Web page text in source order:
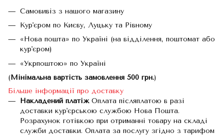
Самовивіз з нашого магазину
Кур'єром по Києву, Луцьку та Рівному
«Нова пошта» по Україні (на відділення, поштомат або
кур'єром)
«Укрпоштою» по Україні
(Мінімальна вартість замовлення 500 грн.)
Більше інформації про доставку
Накладений платіжОплата післяплатою в разі
доставки кур'єрською службою Нова Пошта.
Розрахунок готівкою при отриманні товару на складі
служби доставки. Оплата за послугу згідно з тарифом